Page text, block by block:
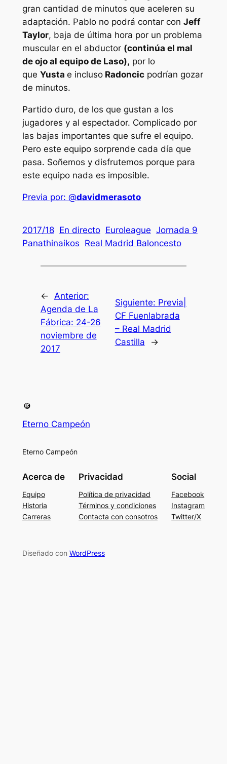
gran cantidad de minutos que aceleren su
adaptación. Pablo no podrá contar con Jeff
Taylor, baja de última hora por un problema
muscular en el abductor (continúa el mal
de ojo al equipo de Laso), por lo
que Yusta e inclusoRadoncicpodrían gozar
de minutos.
Partido duro, de los que gustan a los
jugadores y al espectador. Complicado por
las bajas importantes que sufre el equipo.
Pero este equipo sorprende cada día que
pasa. Soñemos y disfrutemos porque para
este equipo nada es imposible.
Previa por: @davidmerasoto
2017/18 En directo Euroleague Jornada 9
Panathinaikos Real Madrid Baloncesto
←
Anterior:
Agenda de La
Fábrica: 24-26
noviembre de
2017
Siguiente: Previa|
CF Fuenlabrada
– Real Madrid
Castilla
→
Eterno Campeón
Eterno Campeón
Acerca de
Equipo
Historia
Carreras
Privacidad
Política de privacidad
Términos y condiciones
Contacta con consotros
Social
Facebook
Instagram
Twitter/X
Diseñado con WordPress